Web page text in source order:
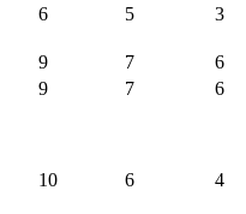
6 5 3
9 7
6
9 7 6
10 6 4